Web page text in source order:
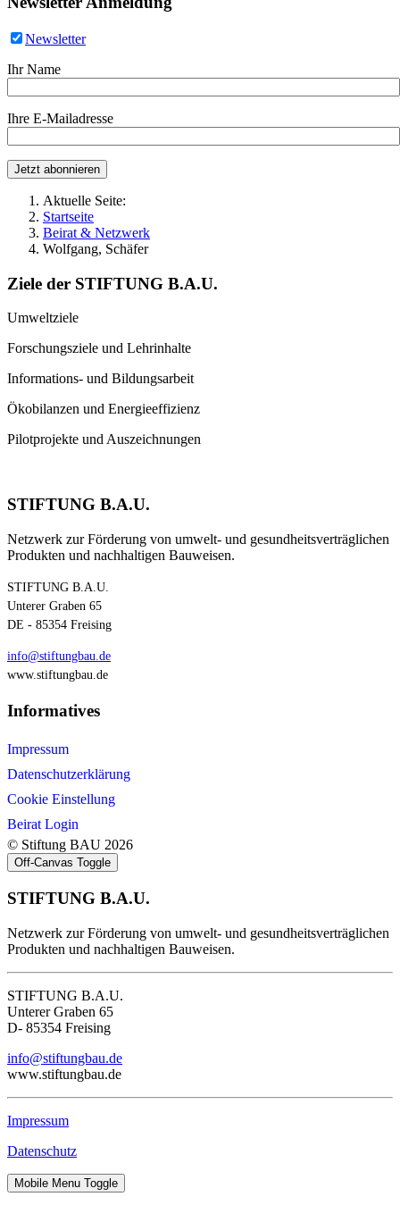
Newsletter
Ihr Name
Ihre E-Mailadresse
Aktuelle Seite:
Startseite
Beirat & Netzwerk
Wolfgang, Schäfer
Ziele der STIFTUNG B.A.U.
Umweltziele
Forschungsziele und Lehrinhalte
Informations- und Bildungsarbeit
Ökobilanzen und Energieeffizienz
Pilotprojekte und Auszeichnungen
STIFTUNG B.A.U.
Netzwerk zur Förderung von umwelt- und gesundheitsverträglichen
Produkten und nachhaltigen Bauweisen.
STIFTUNG B.A.U.
Unterer Graben 65
DE - 85354 Freising
info@stiftungbau.de
www.stiftungbau.de
Informatives
Impressum
Datenschutzerklärung
Cookie Einstellung
Beirat Login
© Stiftung BAU 2026
Off-Canvas Toggle
STIFTUNG B.A.U.
Netzwerk zur Förderung von umwelt- und gesundheitsverträglichen
Produkten und nachhaltigen Bauweisen.
STIFTUNG B.A.U.
Unterer Graben 65
D- 85354 Freising
info@stiftungbau.de
www.stiftungbau.de
Impressum
Datenschutz
Mobile Menu Toggle